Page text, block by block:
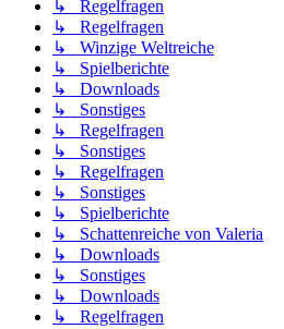
↳ Regelfragen
↳ Regelfragen
↳ Winzige Weltreiche
↳ Spielberichte
↳ Downloads
↳ Sonstiges
↳ Regelfragen
↳ Sonstiges
↳ Regelfragen
↳ Sonstiges
↳ Spielberichte
↳ Schattenreiche von Valeria
↳ Downloads
↳ Sonstiges
↳ Downloads
↳ Regelfragen